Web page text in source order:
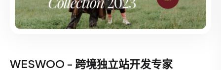
WESWOO - 跨境独立站开发专家